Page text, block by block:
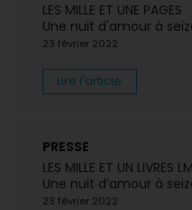
LES MILLE ET UNE PAGES
Une nuit d'amour à
23 février 2022
Lire l'article
PRESSE
LES MILLE ET UN LIVRES LM
Une nuit d’amour à
23 février 2022